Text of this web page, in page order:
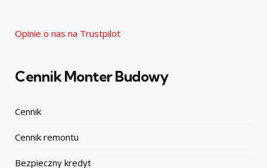
Opinie o nas na Trustpilot
Cennik Monter Budowy
Cennik
Cennik remontu
Bezpieczny kredyt